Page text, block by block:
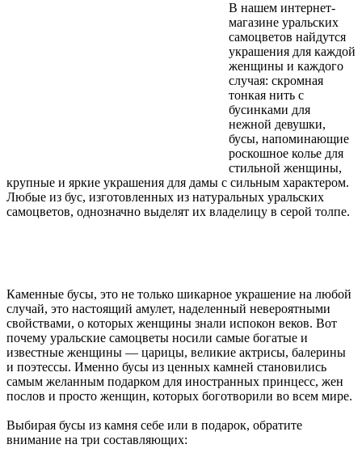
В нашем интернет-
магазине уральских
самоцветов найдутся
украшения для каждой
женщины и каждого
случая: скромная
тонкая нить с
бусинками для
нежной девушки,
бусы, напоминающие
роскошное колье для
стильной женщины,
крупные и яркие украшения для дамы с сильным характером.
Любые из бус, изготовленных из натуральных уральских
самоцветов, однозначно выделят их владелицу в серой толпе.
Каменные бусы, это не только шикарное украшение на любой
случай, это настоящий амулет, наделенный невероятными
свойствами, о которых женщины знали испокон веков. Вот
почему уральские самоцветы носили самые богатые и
известные женщины — царицы, великие актрисы, балерины
и поэтессы. Именно бусы из ценных камней становились
самым желанным подарком для иностранных принцесс, жен
послов и просто женщин, которых боготворили во всем мире.
Выбирая бусы из камня себе или в подарок, обратите
внимание на три составляющих: